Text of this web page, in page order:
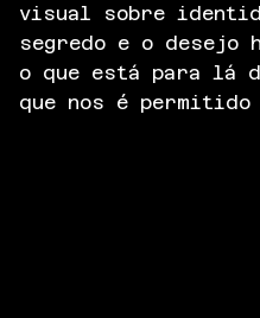
visual sobre
segredo e o desejo
o que está para lá
que nos é permitido